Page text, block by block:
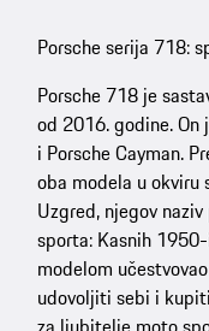
Porsche serija 718:
Porsche 718 je
od 2016. godine. On
i Porsche Cayman.
oba modela u okviru
Uzgred, njegov
sporta: Kasnih
modelom
udovoljiti sebi i